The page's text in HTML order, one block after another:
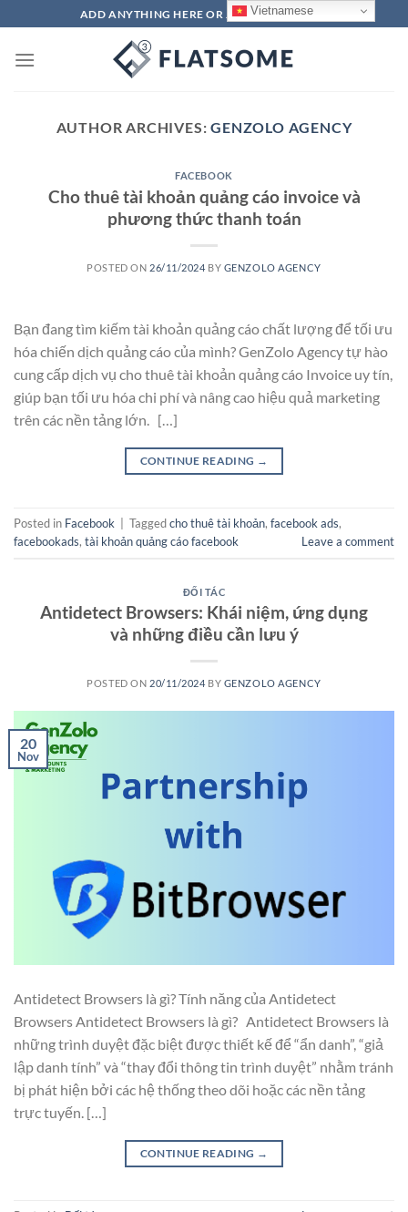
to
content
ADD ANYTHING HERE OR JUST REMOVE IT...
AUTHOR ARCHIVES:GENZOLO AGENCY
FACEBOOK
Cho thuê tài khoản quảng cáo invoice và
phương thức thanh toán
POSTED ON 26/11/2024 BY GENZOLO AGENCY
Bạn đang tìm kiếm tài khoản quảng cáo chất lượng để tối ưu
hóa chiến dịch quảng cáo của mình? GenZolo Agency tự hào
cung cấp dịch vụ cho thuê tài khoản quảng cáo Invoice uy tín,
giúp bạn tối ưu hóa chi phí và nâng cao hiệu quả marketing
trên các nền tảng lớn. […]
CONTINUE READING →
Posted in Facebook Taggedcho thuê tài khoản, facebook ads,
facebookads, tài khoản quảng cáo facebook Leave a comment
ĐỐI TÁC
Antidetect Browsers: Khái niệm, ứng dụng
và những điều cần lưu ý
POSTED ON 20/11/2024 BY GENZOLO AGENCY
20
Nov
Antidetect Browsers là gì? Tính năng của Antidetect
Browsers Antidetect Browsers là gì? Antidetect Browsers là
những trình duyệt đặc biệt được thiết kế để “ẩn danh”, “giả
lập danh tính” và “thay đổi thông tin trình duyệt” nhằm tránh
bị phát hiện bởi các hệ thống theo dõi hoặc các nền tảng
trực tuyến. […]
CONTINUE READING →
Vietnamese